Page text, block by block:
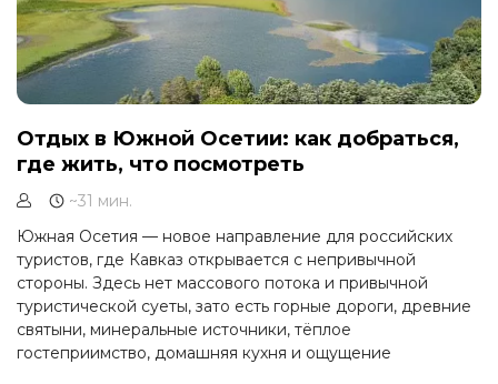
Отдых в Южной Осетии: как добраться,
где жить, что посмотреть
~31 мин.
Южная Осетия — новое направление для российских
туристов, где Кавказ открывается с непривычной
стороны. Здесь нет массового потока и привычной
туристической суеты, зато есть горные дороги, древние
святыни, минеральные источники, тёплое
гостеприимство, домашняя кухня и ощущение